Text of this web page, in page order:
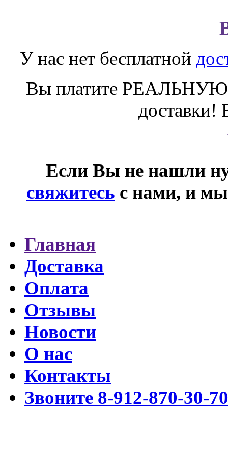
У нас нет бесплатной
Вы платите
доставки!
Если Вы не нашли
свяжитесь с нами, и мы
Главная
Доставка
Оплата
Отзывы
Новости
О нас
Контакты
Звоните 8-912-870-30-70